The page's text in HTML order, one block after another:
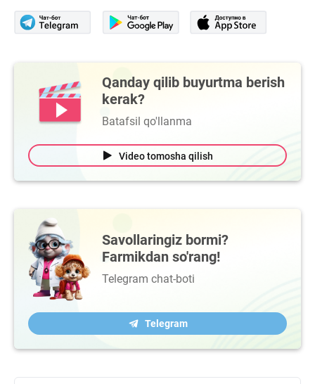
Qanday qilib buyurtma berish
kerak?
Batafsil qo'llanma
Video tomosha qilish
Savollaringiz bormi?
Farmikdan so'rang!
Telegram chat-boti
Telegram